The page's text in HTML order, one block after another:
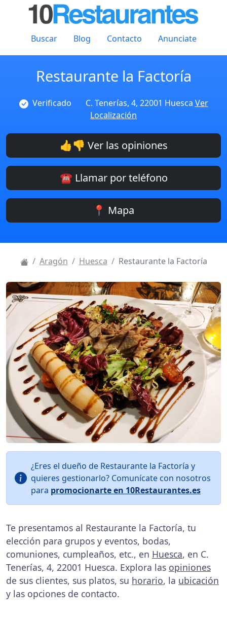
Buscar Blog Contacto Anunciate
Restaurante la Factoría
Verificado C. Tenerías, 4, 22001 Huesca Ver
Localización
👍👎 Ver las opiniones
☎️ Llamar por teléfono
📍 Mapa
Aragón Huesca Restaurante la Factoría
¿Eres el dueño de Restaurante la Factoría y
quieres gestionarlo? Comunícate con nosotros
para promocionarte en 10Restaurantes.es
Te presentamos al Restaurante la Factoría, tu
elección para grupos y eventos, bodas,
comuniones, cumpleaños, etc., en Huesca, en C.
Tenerías, 4, 22001 Huesca. Explora las opiniones
de sus clientes, sus platos, su horario, la ubicación
y las opciones de contacto.